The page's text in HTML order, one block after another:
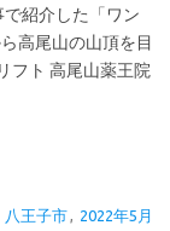
紹介した「ワン
高尾山の山頂を目
フト 高尾山薬王院
八王子市, 2022年5月